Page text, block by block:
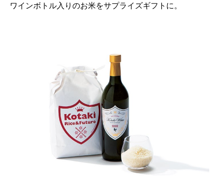
ワインボトル入りのお米をサプライズギフトに。